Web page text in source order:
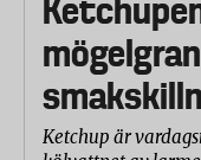
Ketchup är